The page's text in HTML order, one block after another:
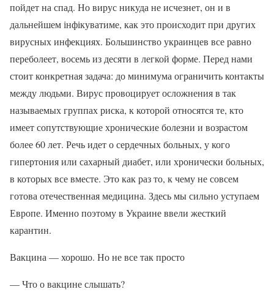
пойдет на спад. Но вирус никуда не исчезнет, он и в
дальнейшем інфікуватиме, как это происходит при других
вирусных инфекциях. Большинство украинцев все равно
переболеет, восемь из десяти в легкой форме. Перед нами
стоит конкретная задача: до минимума ограничить контакты
между людьми. Вирус провоцирует осложнения в так
называемых группах риска, к которой относятся те, кто
имеет сопутствующие хронические болезни и возрастом
более 60 лет. Речь идет о сердечных больных, у кого
гипертония или сахарный диабет, или хронически больных,
в которых все вместе. Это как раз то, к чему не совсем
готова отечественная медицина. Здесь мы сильно уступаем
Европе. Именно поэтому в Украине ввели жесткий
карантин.
Вакцина — хорошо. Но не все так просто
— Что о вакцине слышать?